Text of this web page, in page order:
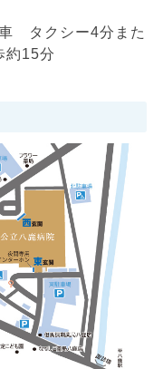
タクシー4分また
約15分